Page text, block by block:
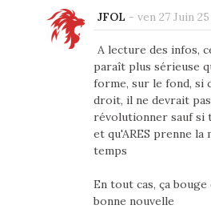
JFOL - ven 27 Juin 25
A lecture des infos,
paraît plus sérieuse
forme, sur le fond, si
droit, il ne devrait
révolutionner sauf si
et qu'ARES prenne la
temps
En tout cas, ça
bonne nouvelle